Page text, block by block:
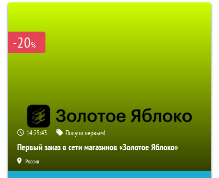
-20%
14:25:42 Получи первым!
Первый заказ в сети магазинов «Золотое Яблоко»
Россия